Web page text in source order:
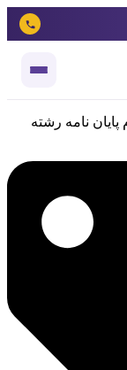
پایان نامه رشته